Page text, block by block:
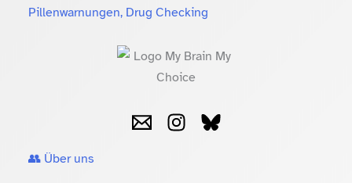
Pillenwarnungen, Drug Checking
👥 Über uns